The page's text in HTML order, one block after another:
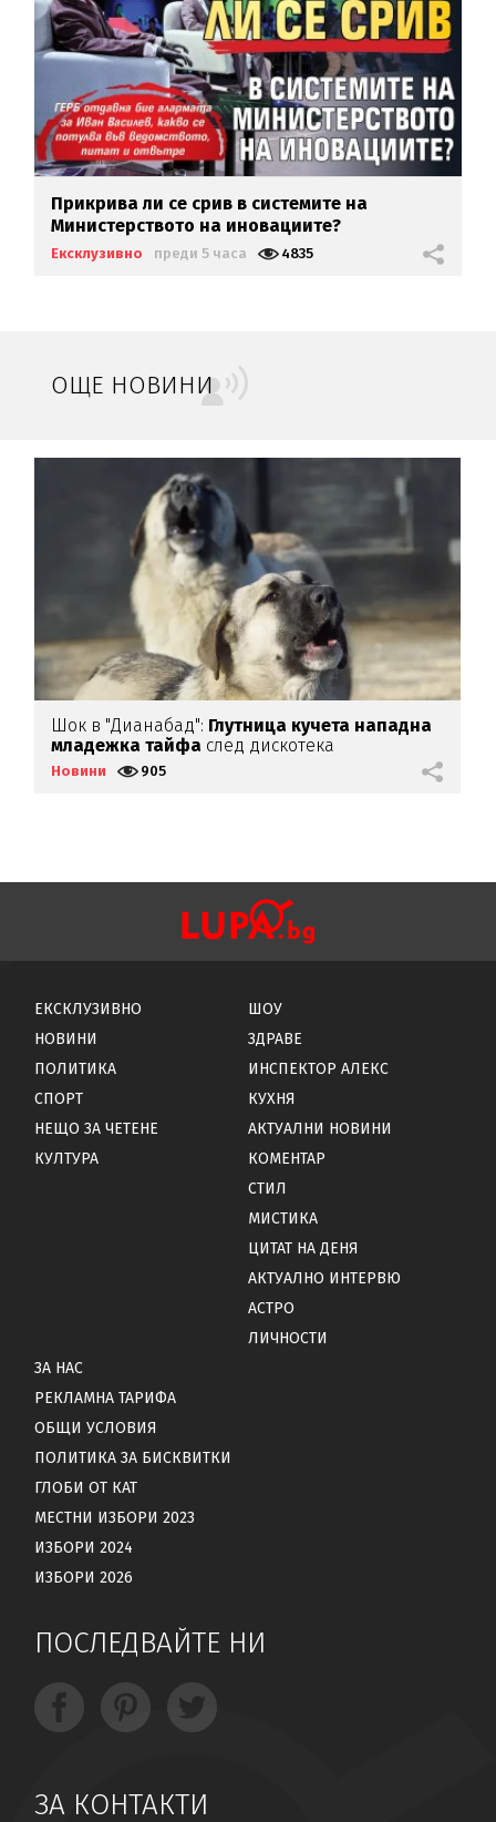
Прикрива ли се срив в системите на
Министерството на иновациите?
Ексклузивно преди 5 часа 4835
ОЩЕ НОВИНИ
Шок в "Дианабад": Глутница кучета нападна
младежка тайфа след дискотека
Новини 905
ЕКСКЛУЗИВНО
НОВИНИ
ПОЛИТИКА
СПОРТ
НЕЩО ЗА ЧЕТЕНЕ
КУЛТУРА
ШОУ
ЗДРАВЕ
ИНСПЕКТОР АЛЕКС
КУХНЯ
АКТУАЛНИ НОВИНИ
КОМЕНТАР
СТИЛ
МИСТИКА
ЦИТАТ НА ДЕНЯ
АКТУАЛНО ИНТЕРВЮ
АСТРО
ЛИЧНОСТИ
ЗА НАС
РЕКЛАМНА ТАРИФА
ОБЩИ УСЛОВИЯ
ПОЛИТИКА ЗА БИСКВИТКИ
ГЛОБИ ОТ КАТ
МЕСТНИ ИЗБОРИ 2023
ИЗБОРИ 2024
ИЗБОРИ 2026
ПОСЛЕДВАЙТЕ НИ
ЗА КОНТАКТИ